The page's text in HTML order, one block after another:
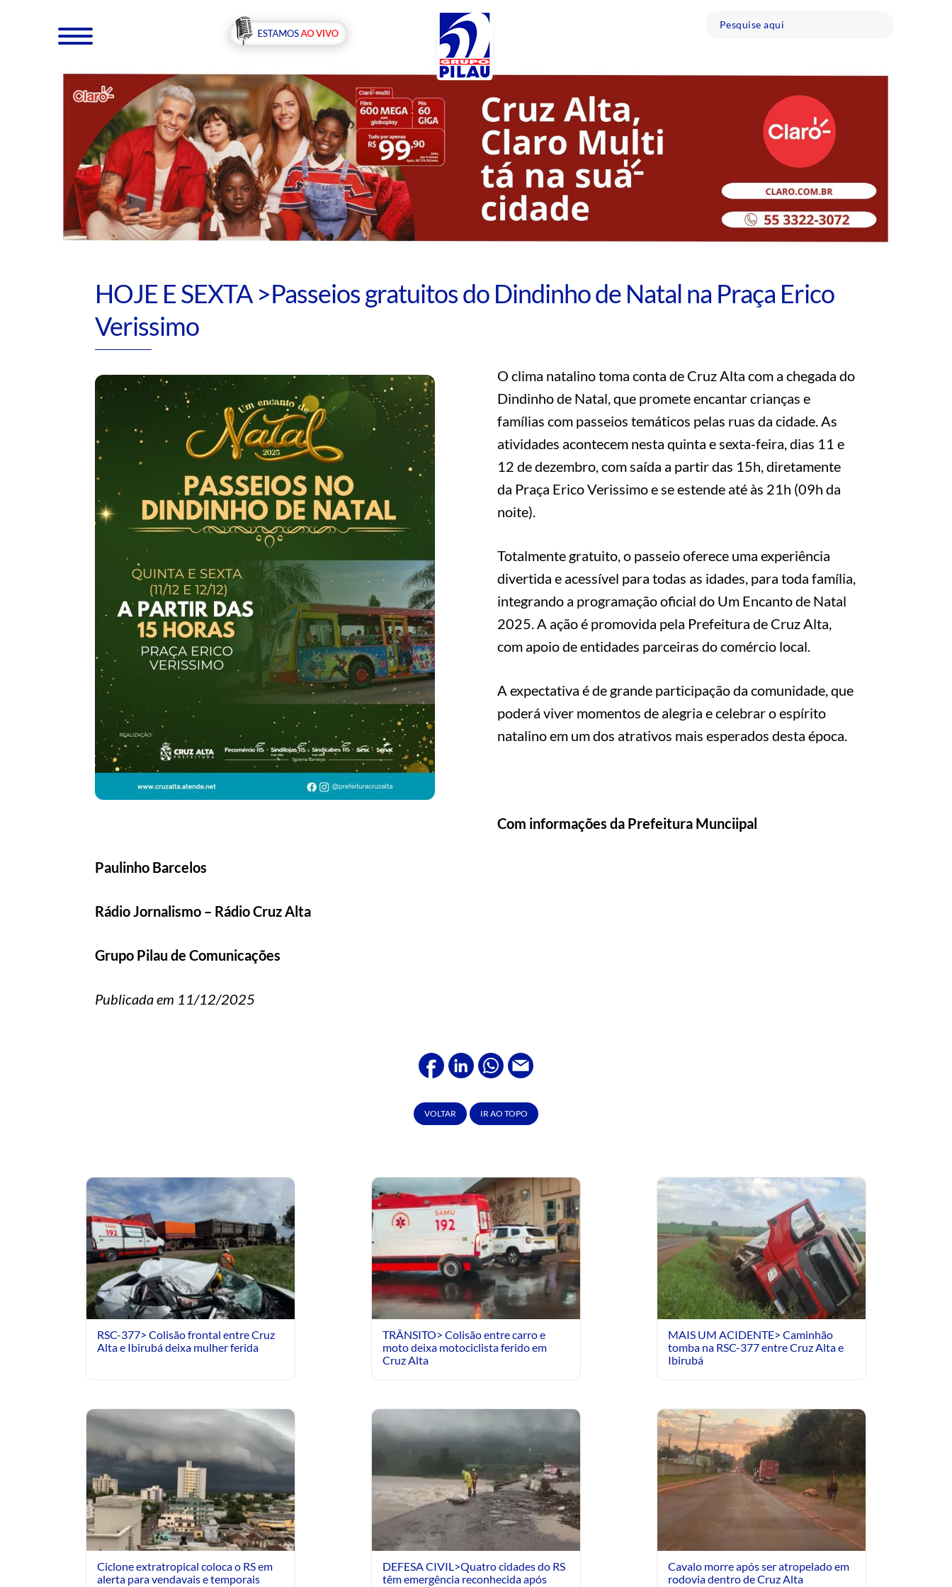
HOJE E SEXTA >Passeios gratuitos do Dindinho de Natal na Praça Erico
Verissimo
O clima natalino toma conta de Cruz Alta com a chegada do
Dindinho de Natal, que promete encantar crianças e
famílias com passeios temáticos pelas ruas da cidade. As
atividades acontecem nesta quinta e sexta-feira, dias 11 e
12 de dezembro, com saída a partir das 15h, diretamente
da Praça Erico Verissimo e se estende até às 21h (09h da
noite).
Totalmente gratuito, o passeio oferece uma experiência
divertida e acessível para todas as idades, para toda família,
integrando a programação oficial do Um Encanto de Natal
2025. A ação é promovida pela Prefeitura de Cruz Alta,
com apoio de entidades parceiras do comércio local.
A expectativa é de grande participação da comunidade, que
poderá viver momentos de alegria e celebrar o espírito
natalino em um dos atrativos mais esperados desta época.
Com informações da Prefeitura Munciipal
Paulinho Barcelos
Rádio Jornalismo – Rádio Cruz Alta
Grupo Pilau de Comunicações
Publicada em 11/12/2025
VOLTAR IR AO TOPO
RSC-377> Colisão frontal entre Cruz
Alta e Ibirubá deixa mulher ferida
TRÂNSITO> Colisão entre carro e
moto deixa motociclista ferido em
Cruz Alta
MAIS UM ACIDENTE> Caminhão
tomba na RSC-377 entre Cruz Alta e
Ibirubá
Ciclone extratropical coloca o RS em
alerta para vendavais e temporais
DEFESA CIVIL>Quatro cidades do RS
têm emergência reconhecida após
Cavalo morre após ser atropelado em
rodovia dentro de Cruz Alta